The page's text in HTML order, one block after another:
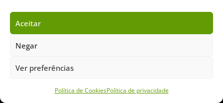
Aceitar
Negar
Ver preferências
Política de CookiesPolítica de privacidade
Sobre o Cavalus Leilões Anuncie
Copyright ©️ 2026 • Grupo Cavalus de Comunicação. Todos os direitos
Política de Privacidade | Termos de Serviço